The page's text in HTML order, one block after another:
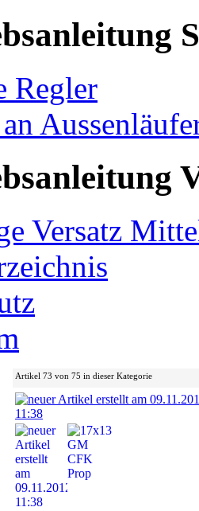
Regler
Versatz
Artikel 73 von 75 in dieser Kategorie